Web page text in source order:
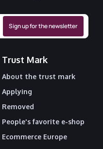
Trust Mark
About the trust mark
Applying
Removed
People's favorite e-shop
Ecommerce Europe